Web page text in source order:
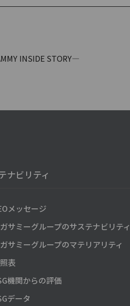
INSIDE STORY―
ナビリティ
メッセージ
サミーグループのサステナビリティ
サミーグループのマテリアリティ
表
機関からの評価
データ